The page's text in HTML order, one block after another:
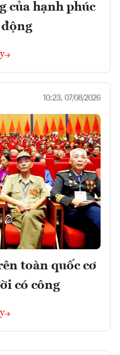
của hạnh phúc
động
10:23, 07/08/2026
toàn quốc cơ
có công